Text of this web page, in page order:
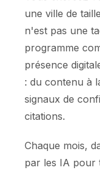
une ville de
n'est pas une
programme
présence
: du contenu à
signaux de
citations.
Chaque mois,
par les IA pour